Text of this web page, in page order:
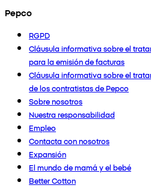
Pepco
RGPD
Cláusula informativa sobre el
para la emisión de facturas
Cláusula informativa sobre el
de los contratistas de Pepco
Sobre nosotros
Nuestra responsabilidad
Empleo
Contacta con nosotros
Expansión
El mundo de mamá y el bebé
Better Cotton